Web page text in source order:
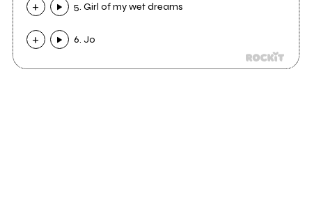
5. Girl of my wet dreams
6. Jo